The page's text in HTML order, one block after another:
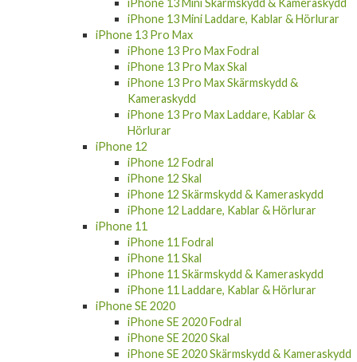
iPhone 13 Mini Skärmskydd & Kameraskydd
iPhone 13 Mini Laddare, Kablar & Hörlurar
iPhone 13 Pro Max
iPhone 13 Pro Max Fodral
iPhone 13 Pro Max Skal
iPhone 13 Pro Max Skärmskydd &
Kameraskydd
iPhone 13 Pro Max Laddare, Kablar &
Hörlurar
iPhone 12
iPhone 12 Fodral
iPhone 12 Skal
iPhone 12 Skärmskydd & Kameraskydd
iPhone 12 Laddare, Kablar & Hörlurar
iPhone 11
iPhone 11 Fodral
iPhone 11 Skal
iPhone 11 Skärmskydd & Kameraskydd
iPhone 11 Laddare, Kablar & Hörlurar
iPhone SE 2020
iPhone SE 2020 Fodral
iPhone SE 2020 Skal
iPhone SE 2020 Skärmskydd & Kameraskydd